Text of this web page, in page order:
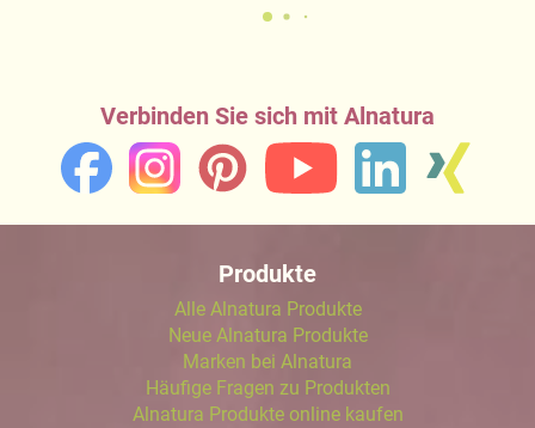
Verbinden Sie sich mit Alnatura
Produkte
Alle Alnatura Produkte
Neue Alnatura Produkte
Marken bei Alnatura
Häufige Fragen zu Produkten
Alnatura Produkte online kaufen